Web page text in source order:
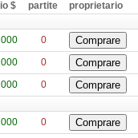
$ partite
proprietario
0
0
0
0